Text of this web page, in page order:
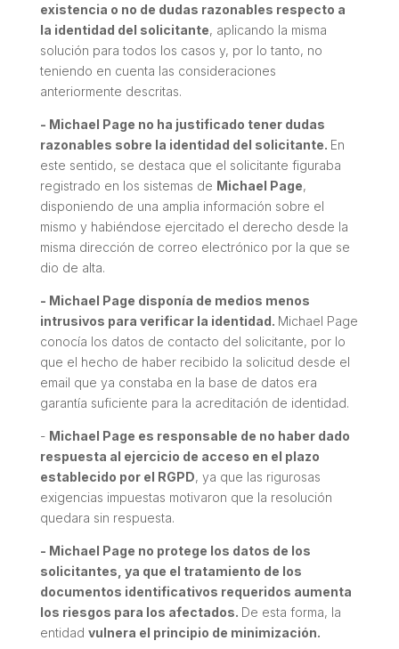
existencia o no de dudas razonables respecto a
la identidad del solicitante, aplicando la misma
solución para todos los casos y, por lo tanto, no
teniendo en cuenta las consideraciones
anteriormente descritas.
- Michael Page no ha justificado tener dudas
razonables sobre la identidad del solicitante. En
este sentido, se destaca que el solicitante figuraba
registrado en los sistemas de Michael Page,
disponiendo de una amplia información sobre el
mismo y habiéndose ejercitado el derecho desde la
misma dirección de correo electrónico por la que se
dio de alta.
- Michael Page disponía de medios menos
intrusivos para verificar la identidad. Michael Page
conocía los datos de contacto del solicitante, por lo
que el hecho de haber recibido la solicitud desde el
email que ya constaba en la base de datos era
garantía suficiente para la acreditación de identidad.
- Michael Page es responsable de no haber dado
respuesta al ejercicio de acceso en el plazo
establecido por el RGPD, ya que las rigurosas
exigencias impuestas motivaron que la resolución
quedara sin respuesta.
- Michael Page no protege los datos de los
solicitantes, ya que el tratamiento de los
documentos identificativos requeridos aumenta
los riesgos para los afectados. De esta forma, la
entidad vulnera el principio de minimización.